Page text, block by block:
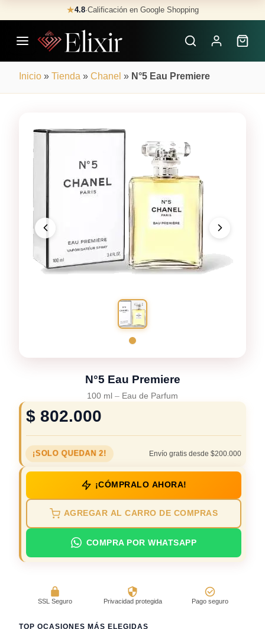
to
content
★4.8·Calificación en Google Shopping
Inicio » Tienda » Chanel » N°5 Eau Premiere
N°5 Eau Premiere
100 ml – Eau de Parfum
$ 802.000
¡SOLO QUEDAN 2! Envío gratis desde $200.000
¡CÓMPRALO AHORA!
AGREGAR AL CARRO DE COMPRAS
COMPRA POR WHATSAPP
SSL Seguro Privacidad protegida Pago seguro
TOP OCASIONES MÁS ELEGIDAS